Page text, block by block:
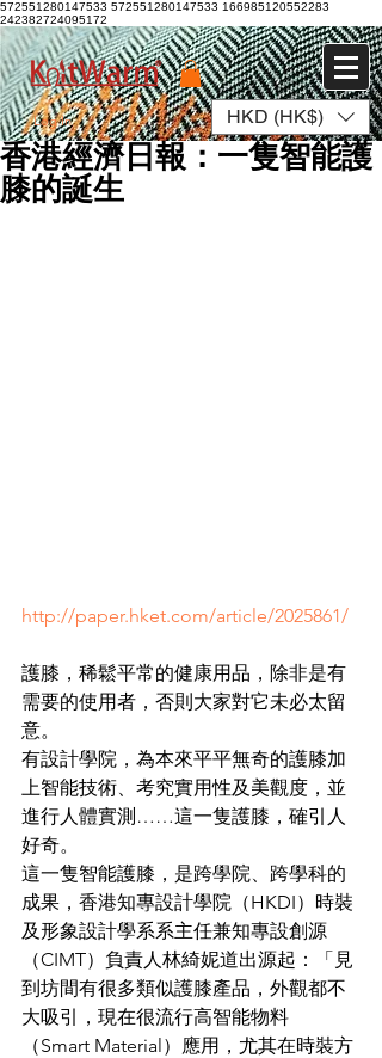
572551280147533 572551280147533 166985120552283
242382724095172
Log In HKD (HK$)
香港經濟日報：一隻智能護
膝的誕生
http://paper.hket.com/article/2025861/
護膝，稀鬆平常的健康用品，除非是有
需要的使用者，否則大家對它未必太留
意。
有設計學院，為本來平平無奇的護膝加
上智能技術、考究實用性及美觀度，並
進行人體實測……這一隻護膝，確引人
好奇。
這一隻智能護膝，是跨學院、跨學科的
成果，香港知專設計學院（HKDI）時裝
及形象設計學系系主任兼知專設創源
（CIMT）負責人林綺妮道出源起：「見
到坊間有很多類似護膝產品，外觀都不
大吸引，現在很流行高智能物料
（Smart Material）應用，尤其在時裝方